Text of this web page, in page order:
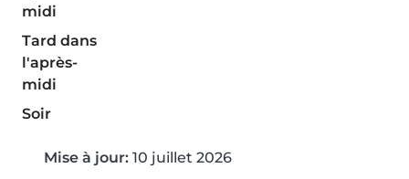
midi
Tard dans
l'après-
midi
Soir
Mise à jour: 10 juillet 2026